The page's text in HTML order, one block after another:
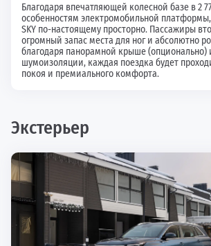
Благодаря впечатляющей колесной базе в 2
особенностям электромобильной
SKY по-настоящему просторно. Пассажиры
огромный запас места для ног и абсолютно
благодаря панорамной крыше (опционально)
шумоизоляции, каждая поездка будет
покоя и премиального комфорта.
Экстерьер